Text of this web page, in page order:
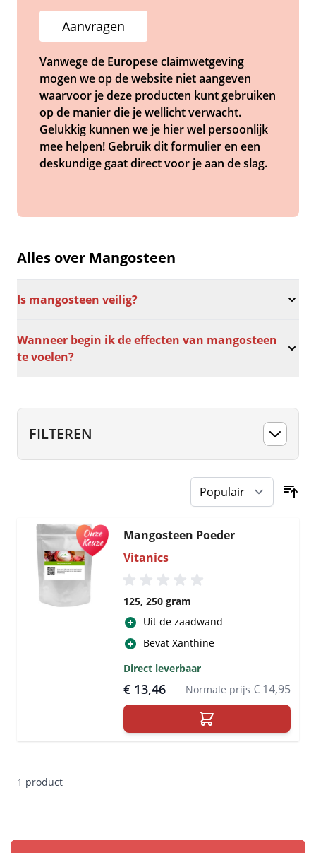
Aanvragen
Vanwege de Europese claimwetgeving
mogen we op de website niet aangeven
waarvoor je deze producten kunt gebruiken
op de manier die je wellicht verwacht.
Gelukkig kunnen we je hier wel persoonlijk
mee helpen! Gebruik dit formulier en een
deskundige gaat direct voor je aan de slag.
Alles over Mangosteen
Is mangosteen veilig?
Wanneer begin ik de effecten van mangosteen
te voelen?
FILTEREN
Mangosteen Poeder
Vitanics
125, 250 gram
Uit de zaadwand
Bevat Xanthine
Direct leverbaar
€ 13,46 Normale prijs € 14,95
1 product